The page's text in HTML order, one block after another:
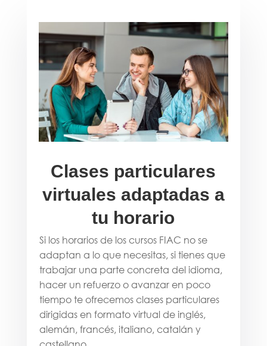
Clases particulares
virtuales adaptadas a
tu horario
Si los horarios de los cursos FIAC no se
adaptan a lo que necesitas, si tienes que
trabajar una parte concreta del idioma,
hacer un refuerzo o avanzar en poco
tiempo te ofrecemos clases particulares
dirigidas en formato virtual de inglés,
alemán, francés, italiano, catalán y